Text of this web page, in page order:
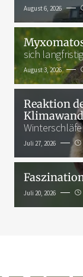
August 6, 2026
sich
August 3, 2026
Reaktion
Juli 27, 2026
Juli 20, 2026